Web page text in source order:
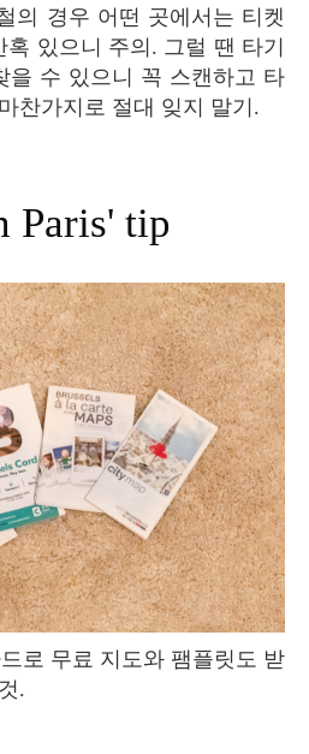
의 경우 어떤 곳에서는 티켓
있으니 주의. 그럴 땐 타기
을 수 있으니 꼭 스캔하고 타
찬가지로 절대 잊지 말기.
Paris' tip
.